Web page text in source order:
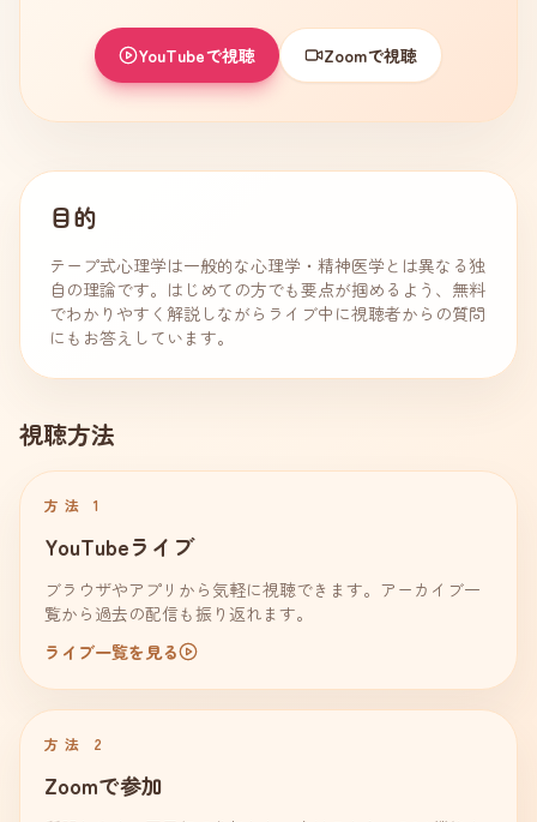
YouTubeで視聴 Zoomで視聴
目的
テープ式心理学は一般的な心理学・精神医学とは異なる独
自の理論です。はじめての方でも要点が掴めるよう、無料
でわかりやすく解説しながらライブ中に視聴者からの質問
にもお答えしています。
視聴方法
方法 1
YouTubeライブ
ブラウザやアプリから気軽に視聴できます。アーカイブ一
覧から過去の配信も振り返れます。
ライブ一覧を見る
方法 2
Zoomで参加